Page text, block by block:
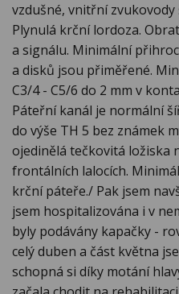
vzdušné, vnitřní
Plynulá krční lordoza.
a signálu. Minimální
a disků jsou přiměřené.
C3/4 - C5/6 do 2 mm v
Páteřní kanál je normální
do výše TH 5 bez známek
ojedinělá tečkovitá ložiska
frontálních lalocích.
krční páteře./ Pak jsem
jsem hospitalizována i v
byly podávány kapačky -
celý duben a část května
schopná si díky motání